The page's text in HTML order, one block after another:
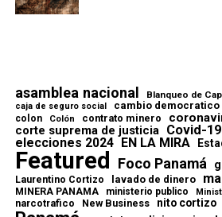
asamblea nacional Blanqueo de
caja de seguro social cambio democratico
colon Colón contrato minero
corte suprema de justicia Covid-19
elecciones 2024 EN LA MIRA
Featured Foco Panamá
Laurentino Cortizo lavado de dinero
MINERA PANAMA ministerio publico
narcotrafico New Business nito cortizo